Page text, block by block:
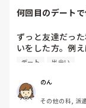
何回目のデート
ずっと友達だっ
いをした方。例
ンなど。
出会ってから何
しくはされました
デート 出会い
のん
その他の科, 派